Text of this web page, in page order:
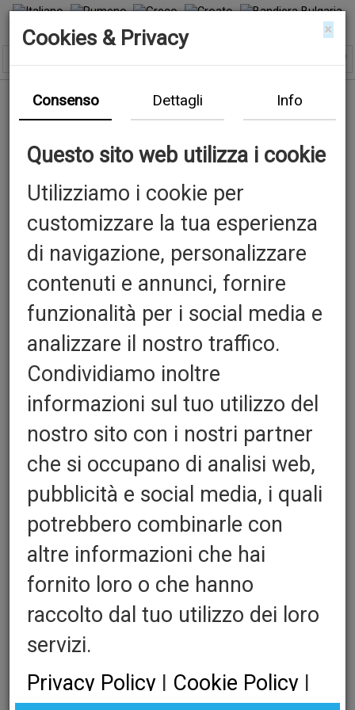
Dvostrane ljepljive trake za
tanjure, debljine 0,20 mm,
bijele
Per attaccare cliché in gomma e polimero
Per esigenze estreme
Altre larghezze e lunghezze su richiesta
Quantita':
Lamina 0,20 mm. BIANCA:
×
Cookies & Privacy
Consenso Dettagli Info
Questo sito web utilizza i cookie
Utilizziamo i cookie per
customizzare la tua esperienza
di navigazione, personalizzare
contenuti e annunci, fornire
funzionalità per i social media e
analizzare il nostro traffico.
Condividiamo inoltre
informazioni sul tuo utilizzo del
nostro sito con i nostri partner
che si occupano di analisi web,
pubblicità e social media, i quali
potrebbero combinarle con
altre informazioni che hai
fornito loro o che hanno
raccolto dal tuo utilizzo dei loro
servizi.
Privacy Policy | Cookie Policy |